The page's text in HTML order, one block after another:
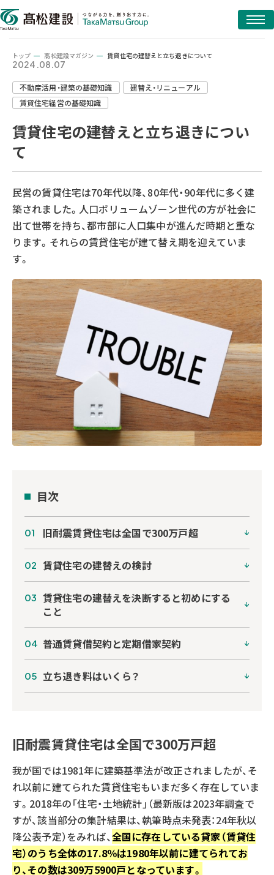
トップ 髙松建設マガジン 賃貸住宅の建替えと立ち退きについて
2024.08.07
不動産活用・建築の基礎知識
建替え・リニューアル
賃貸住宅経営の基礎知識
賃貸住宅の建替えと立ち退きについ
て
民営の賃貸住宅は70年代以降、80年代・90年代に多く建
築されました。人口ボリュームゾーン世代の方が社会に
出て世帯を持ち、都市部に人口集中が進んだ時期と重な
ります。それらの賃貸住宅が建て替え期を迎えていま
す。
目次
旧耐震賃貸住宅は全国で300万戸超
賃貸住宅の建替えの検討
賃貸住宅の建替えを決断すると初めにする
こと
普通賃貸借契約と定期借家契約
立ち退き料はいくら？
旧耐震賃貸住宅は全国で300万戸超
我が国では1981年に建築基準法が改正されましたが、そ
れ以前に建てられた賃貸住宅もいまだ多く存在していま
す。2018年の「住宅・土地統計」（最新版は2023年調査で
すが、該当部分の集計結果は、執筆時点未発表：24年秋以
降公表予定）をみれば、全国に存在している貸家（賃貸住
宅）のうち全体の17.8％は1980年以前に建てられてお
り、その数は309万5900戸となっています。